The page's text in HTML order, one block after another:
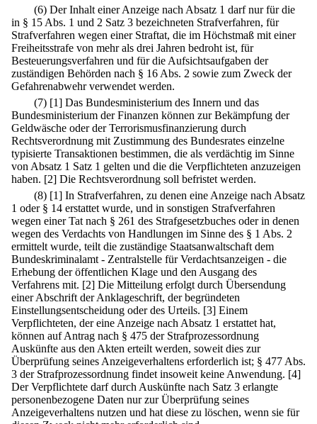
(6) Der Inhalt einer Anzeige nach Absatz 1 darf nur für die
in § 15 Abs. 1 und 2 Satz 3 bezeichneten Strafverfahren, für
Strafverfahren wegen einer Straftat, die im Höchstmaß mit einer
Freiheitsstrafe von mehr als drei Jahren bedroht ist, für
Besteuerungsverfahren und für die Aufsichtsaufgaben der
zuständigen Behörden nach § 16 Abs. 2 sowie zum Zweck der
Gefahrenabwehr verwendet werden.
(7) [1] Das Bundesministerium des Innern und das
Bundesministerium der Finanzen können zur Bekämpfung der
Geldwäsche oder der Terrorismusfinanzierung durch
Rechtsverordnung mit Zustimmung des Bundesrates einzelne
typisierte Transaktionen bestimmen, die als verdächtig im Sinne
von Absatz 1 Satz 1 gelten und die die Verpflichteten anzuzeigen
haben. [2] Die Rechtsverordnung soll befristet werden.
(8) [1] In Strafverfahren, zu denen eine Anzeige nach Absatz
1 oder § 14 erstattet wurde, und in sonstigen Strafverfahren
wegen einer Tat nach § 261 des Strafgesetzbuches oder in denen
wegen des Verdachts von Handlungen im Sinne des § 1 Abs. 2
ermittelt wurde, teilt die zuständige Staatsanwaltschaft dem
Bundeskriminalamt - Zentralstelle für Verdachtsanzeigen - die
Erhebung der öffentlichen Klage und den Ausgang des
Verfahrens mit. [2] Die Mitteilung erfolgt durch Übersendung
einer Abschrift der Anklageschrift, der begründeten
Einstellungsentscheidung oder des Urteils. [3] Einem
Verpflichteten, der eine Anzeige nach Absatz 1 erstattet hat,
können auf Antrag nach § 475 der Strafprozessordnung
Auskünfte aus den Akten erteilt werden, soweit dies zur
Überprüfung seines Anzeigeverhaltens erforderlich ist; § 477 Abs.
3 der Strafprozessordnung findet insoweit keine Anwendung. [4]
Der Verpflichtete darf durch Auskünfte nach Satz 3 erlangte
personenbezogene Daten nur zur Überprüfung seines
Anzeigeverhaltens nutzen und hat diese zu löschen, wenn sie für